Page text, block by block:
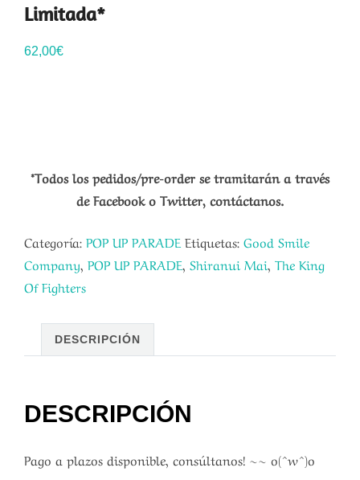
Limitada*
62,00€
*Todos los pedidos/pre-order se tramitarán a través
de Facebook o Twitter, contáctanos.
Categoría: POP UP PARADE Etiquetas: Good Smile
Company POP UP PARADE Shiranui Mai The King
Of Fighters
DESCRIPCIÓN
DESCRIPCIÓN
Pago a plazos disponible, consúltanos! ~~ o(^w^)o